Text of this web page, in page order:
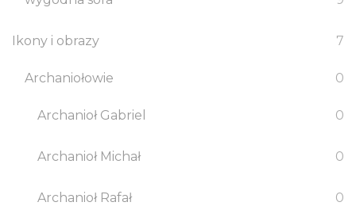
Restauracja i kawiarnia
Ikony i obrazy 7
Archaniołowie 0
Archanioł Gabriel 0
Archanioł Michał 0
Archanioł Rafał 0